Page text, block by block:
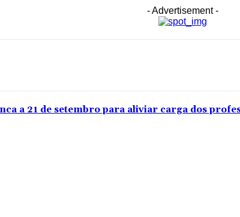
- Advertisement -
a 21 de setembro para aliviar carga dos